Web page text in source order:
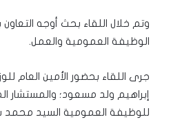
وتم خلال اللقاء بحث أوجه
الوظيفة العمومية والعمل.
جرى اللقاء بحضور الأمين العام
إبراهيم ولد مسعود؛ والمستشار
للوظيفة العمومية السيد محمد